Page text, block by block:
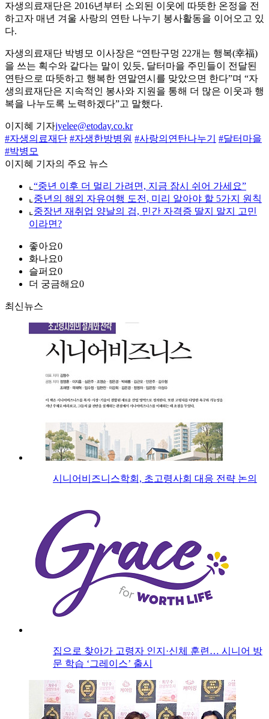
자생의료재단은 2016년부터 소외된 이웃에 따뜻한 온정을 전
하고자 매년 겨울 사랑의 연탄 나누기 봉사활동을 이어오고 있
다.
자생의료재단 박병모 이사장은 “연탄구멍 22개는 행복(幸福)
을 쓰는 획수와 같다는 말이 있듯, 달터마을 주민들이 전달된
연탄으로 따뜻하고 행복한 연말연시를 맞았으면 한다”며 “자
생의료재단은 지속적인 봉사와 지원을 통해 더 많은 이웃과 행
복을 나누도록 노력하겠다”고 말했다.
이지혜 기자jyelee@etoday.co.kr
#자생의료재단 #자생한방병원 #사랑의연탄나누기
#달터마을
#박병모
이지혜 기자의 주요 뉴스
⌞ “중년 이후 더 멀리 가려면, 지금 잠시 쉬어 가세요”
⌞ 중년의 해외 자유여행 도전, 미리 알아야 할 5가지 원칙
⌞ 중장년 재취업 양날의 검, 민간 자격증 딸지 말지 고민
이라면?
좋아요0
화나요0
슬퍼요0
더 궁금해요0
최신뉴스
시니어비즈니스학회, 초고령사회 대응 전략 논의
집으로 찾아가 고령자 인지·신체 훈련… 시니어 방
문 학습 ‘그레이스’ 출시